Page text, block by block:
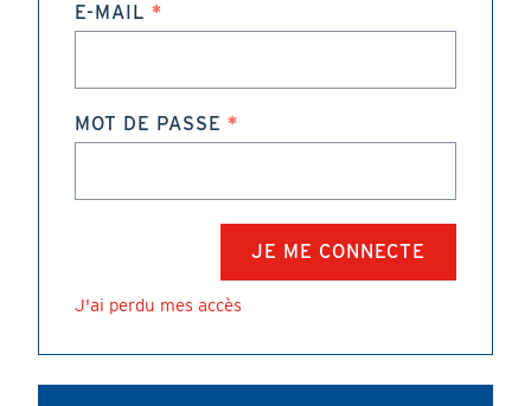
E-MAIL
MOT DE PASSE
J'ai perdu mes accès